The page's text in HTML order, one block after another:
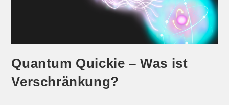
Quantum Quickie – Was ist
Verschränkung?